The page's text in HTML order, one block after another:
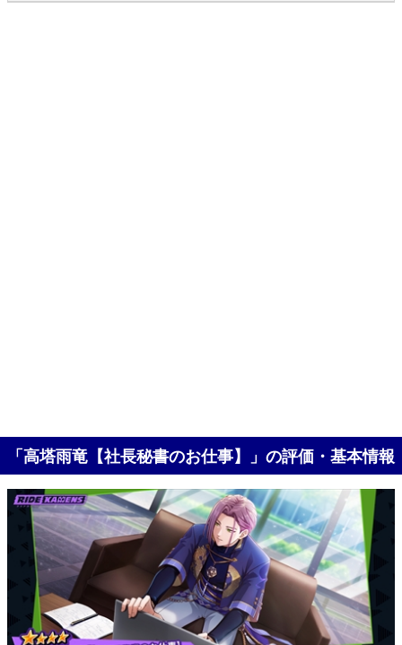
「高塔雨竜【社長秘書のお仕事】」の評価・基本情報